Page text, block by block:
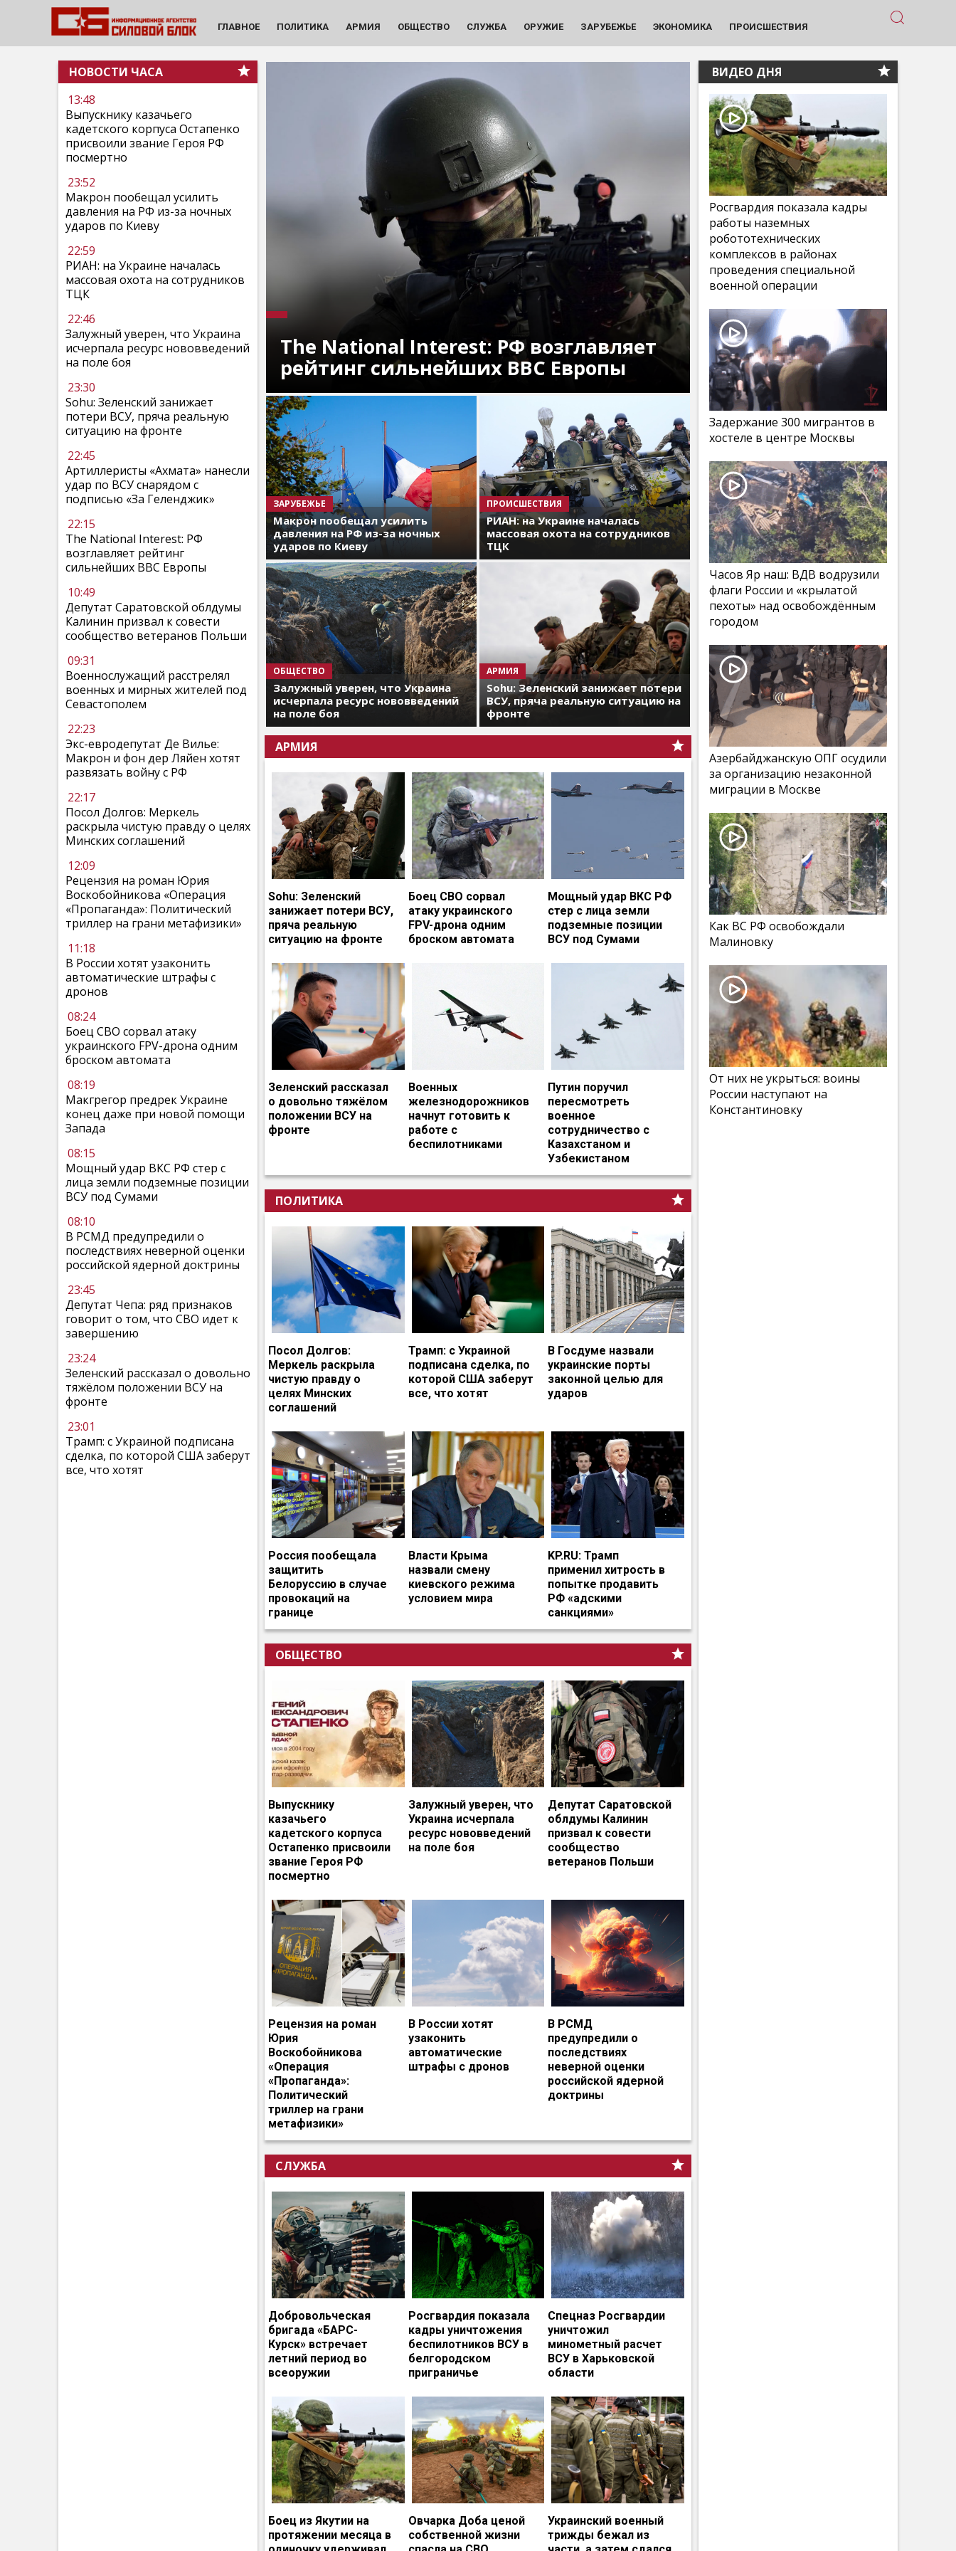
ГЛАВНОЕ ПОЛИТИКА АРМИЯ ОБЩЕСТВО СЛУЖБА ОРУЖИЕ ЗАРУБЕЖЬЕ ЭКОНОМИКА ПРОИСШЕСТВИЯ
НОВОСТИ ЧАСА
13:48
Выпускнику казачьего
кадетского корпуса Остапенко
присвоили звание Героя РФ
посмертно
23:52
Макрон пообещал усилить
давления на РФ из-за ночных
ударов по Киеву
22:59
РИАН: на Украине началась
массовая охота на сотрудников
ТЦК
22:46
Залужный уверен, что Украина
исчерпала ресурс нововведений
на поле боя
23:30
Sohu: Зеленский занижает
потери ВСУ, пряча реальную
ситуацию на фронте
22:45
Артиллеристы «Ахмата» нанесли
удар по ВСУ снарядом с
подписью «За Геленджик»
22:15
The National Interest: РФ
возглавляет рейтинг
сильнейших ВВС Европы
10:49
Депутат Саратовской облдумы
Калинин призвал к совести
сообщество ветеранов Польши
09:31
Военнослужащий расстрелял
военных и мирных жителей под
Севастополем
22:23
Экс-евродепутат Де Вилье:
Макрон и фон дер Ляйен хотят
развязать войну с РФ
22:17
Посол Долгов: Меркель
раскрыла чистую правду о целях
Минских соглашений
12:09
Рецензия на роман Юрия
Воскобойникова «Операция
«Пропаганда»: Политический
триллер на грани метафизики»
11:18
В России хотят узаконить
автоматические штрафы с
дронов
08:24
Боец СВО сорвал атаку
украинского FPV-дрона одним
броском автомата
08:19
Макгрегор предрек Украине
конец даже при новой помощи
Запада
08:15
Мощный удар ВКС РФ стер с
лица земли подземные позиции
ВСУ под Сумами
08:10
В РСМД предупредили о
последствиях неверной оценки
российской ядерной доктрины
23:45
Депутат Чепа: ряд признаков
говорит о том, что СВО идет к
завершению
23:24
Зеленский рассказал о довольно
тяжёлом положении ВСУ на
фронте
23:01
Трамп: с Украиной подписана
сделка, по которой США заберут
все, что хотят
The National Interest: РФ возглавляет
рейтинг сильнейших ВВС Европы
ЗАРУБЕЖЬЕ
Макрон пообещал усилить
давления на РФ из-за ночных
ударов по Киеву
ПРОИСШЕСТВИЯ
РИАН: на Украине началась
массовая охота на сотрудников
ТЦК
ОБЩЕСТВО
Залужный уверен, что Украина
исчерпала ресурс нововведений
на поле боя
АРМИЯ
Sohu: Зеленский занижает потери
ВСУ, пряча реальную ситуацию на
фронте
АРМИЯ
Sohu: Зеленский
занижает потери ВСУ,
пряча реальную
ситуацию на фронте
Боец СВО сорвал
атаку украинского
FPV-дрона одним
броском автомата
Мощный удар ВКС РФ
стер с лица земли
подземные позиции
ВСУ под Сумами
Зеленский рассказал
о довольно тяжёлом
положении ВСУ на
фронте
Военных
железнодорожников
начнут готовить к
работе с
беспилотниками
Путин поручил
пересмотреть
военное
сотрудничество с
Казахстаном и
Узбекистаном
ПОЛИТИКА
Посол Долгов:
Меркель раскрыла
чистую правду о
целях Минских
соглашений
Трамп: с Украиной
подписана сделка, по
которой США заберут
все, что хотят
В Госдуме назвали
украинские порты
законной целью для
ударов
Россия пообещала
защитить
Белоруссию в случае
провокаций на
границе
Власти Крыма
назвали смену
киевского режима
условием мира
KP.RU: Трамп
применил хитрость в
попытке продавить
РФ «адскими
санкциями»
ОБЩЕСТВО
Выпускнику
казачьего
кадетского корпуса
Остапенко присвоили
звание Героя РФ
посмертно
Залужный уверен, что
Украина исчерпала
ресурс нововведений
на поле боя
Депутат Саратовской
облдумы Калинин
призвал к совести
сообщество
ветеранов Польши
Рецензия на роман
Юрия
Воскобойникова
«Операция
«Пропаганда»:
Политический
триллер на грани
метафизики»
В России хотят
узаконить
автоматические
штрафы с дронов
В РСМД
предупредили о
последствиях
неверной оценки
российской ядерной
доктрины
СЛУЖБА
Добровольческая
бригада «БАРС-
Курск» встречает
летний период во
всеоружии
Росгвардия показала
кадры уничтожения
беспилотников ВСУ в
белгородском
приграничье
Спецназ Росгвардии
уничтожил
минометный расчет
ВСУ в Харьковской
области
Боец из Якутии на
протяжении месяца в
Овчарка Доба ценой
собственной жизни
Украинский военный
трижды бежал из
ВИДЕО ДНЯ
Росгвардия показала кадры
работы наземных
робототехнических
комплексов в районах
проведения специальной
военной операции
Задержание 300 мигрантов в
хостеле в центре Москвы
Часов Яр наш: ВДВ водрузили
флаги России и «крылатой
пехоты» над освобождённым
городом
Азербайджанскую ОПГ осудили
за организацию незаконной
миграции в Москве
Как ВС РФ освобождали
Малиновку
От них не укрыться: воины
России наступают на
Константиновку